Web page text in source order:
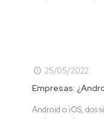
25/05/2022
Empresas:
Android o iOS, dos